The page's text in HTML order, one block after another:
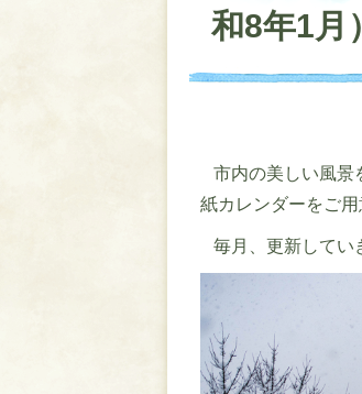
和8年1月）
市内の美しい風景
紙カレンダーをご用
毎月、更新してい